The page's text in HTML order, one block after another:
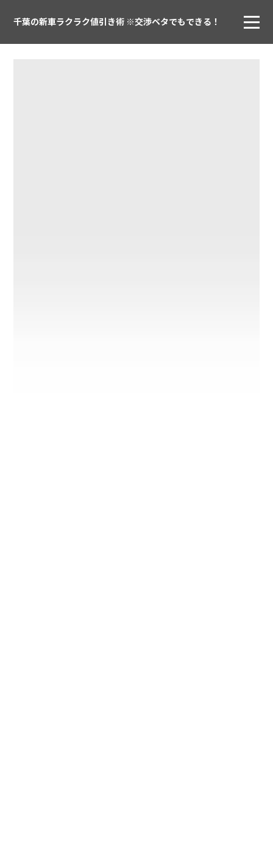
千葉の新車ラクラク値引き術 ※交渉ベタでもできる！